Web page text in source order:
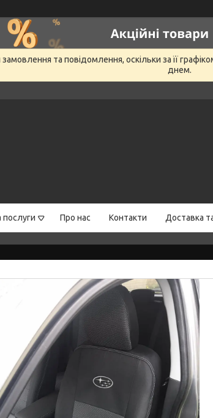
та повідомлення, оскільки за її
днем.
послуги Про нас Контакти Доставка